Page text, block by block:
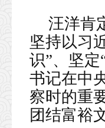
汪洋肯
坚持以习
识”、坚
书记在中
察时的重
团结富裕